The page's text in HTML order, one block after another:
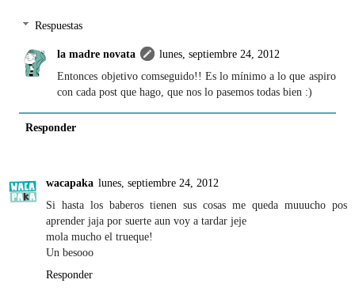
Respuestas
la madre novata
lunes, septiembre 24, 2012
Entonces objetivo comseguido!! Es lo mínimo a lo que aspiro
con cada post que hago, que nos lo pasemos todas bien :)
Responder
wacapaka lunes, septiembre 24, 2012
Si hasta los baberos tienen sus cosas me queda muuucho pos
aprender jaja por suerte aun voy a tardar jeje
mola mucho el trueque!
Un besooo
Responder